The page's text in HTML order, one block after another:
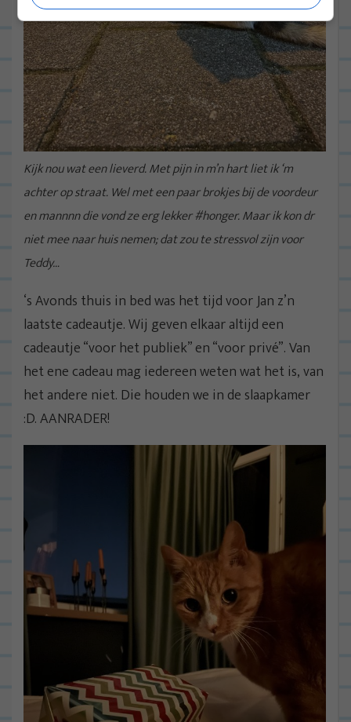
Kijk nou wat een lieverd. Met pijn in m’n hart liet ik ‘m
achter op straat. Wel met een paar brokjes bij de voordeur
en mannnn die vond ze erg lekker #honger. Maar ik kon dr
niet mee naar huis nemen; dat zou te stressvol zijn voor
Teddy…
‘s Avonds thuis in bed was het tijd voor Jan z’n
laatste cadeautje. Wij geven elkaar altijd een
cadeautje “voor het publiek” en “voor privé”. Van
het ene cadeau mag iedereen weten wat het is, van
het andere niet. Die houden we in de slaapkamer
:D. AANRADER!